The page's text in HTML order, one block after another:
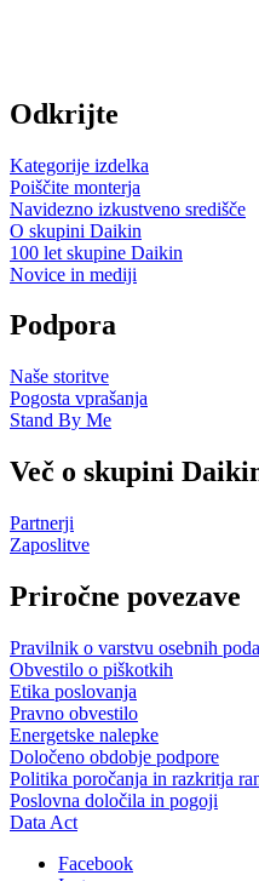
Odkrijte
Kategorije izdelka
Poiščite monterja
Navidezno izkustveno središče
O skupini Daikin
100 let skupine Daikin
Novice in mediji
Podpora
Naše storitve
Pogosta vprašanja
Stand By Me
Več o skupini
Partnerji
Zaposlitve
Priročne povezave
Pravilnik o varstvu osebnih
Obvestilo o piškotkih
Etika poslovanja
Pravno obvestilo
Energetske nalepke
Določeno obdobje podpore
Politika poročanja in razkritja
Poslovna določila in pogoji
Data Act
Facebook